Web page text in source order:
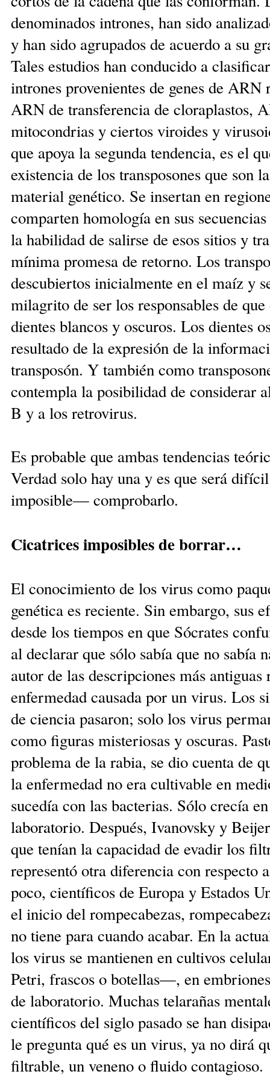
denominados intrones, han sido
y han sido agrupados de acuerdo a su
Tales estudios han conducido a
intrones provenientes de genes de
ARN de transferencia de cloraplastos,
mitocondrias y ciertos viroides y
que apoya la segunda tendencia, es el
existencia de los transposones que son
material genético. Se insertan en
comparten homología en sus
la habilidad de salirse de esos sitios y
mínima promesa de retorno. Los
descubiertos inicialmente en el maíz y
milagrito de ser los responsables de
dientes blancos y oscuros. Los dientes
resultado de la expresión de la
transposón. Y también como
contempla la posibilidad de considerar
B y a los retrovirus.
Es probable que ambas tendencias
Verdad solo hay una y es que será
imposible— comprobarlo.
Cicatrices imposibles de borrar…
El conocimiento de los virus como
genética es reciente. Sin embargo, sus
desde los tiempos en que Sócrates
al declarar que sólo sabía que no sabía
autor de las descripciones más antiguas
enfermedad causada por un virus. Los
de ciencia pasaron; solo los virus
como figuras misteriosas y oscuras.
problema de la rabia, se dio cuenta de
la enfermedad no era cultivable en
sucedía con las bacterias. Sólo crecía
laboratorio. Después, Ivanovsky y
que tenían la capacidad de evadir los
representó otra diferencia con respecto
poco, científicos de Europa y Estados
el inicio del rompecabezas,
no tiene para cuando acabar. En la
los virus se mantienen en cultivos
Petri, frascos o botellas—, en
de laboratorio. Muchas telarañas
científicos del siglo pasado se han
le pregunta qué es un virus, ya no dirá
filtrable, un veneno o fluido contagioso.